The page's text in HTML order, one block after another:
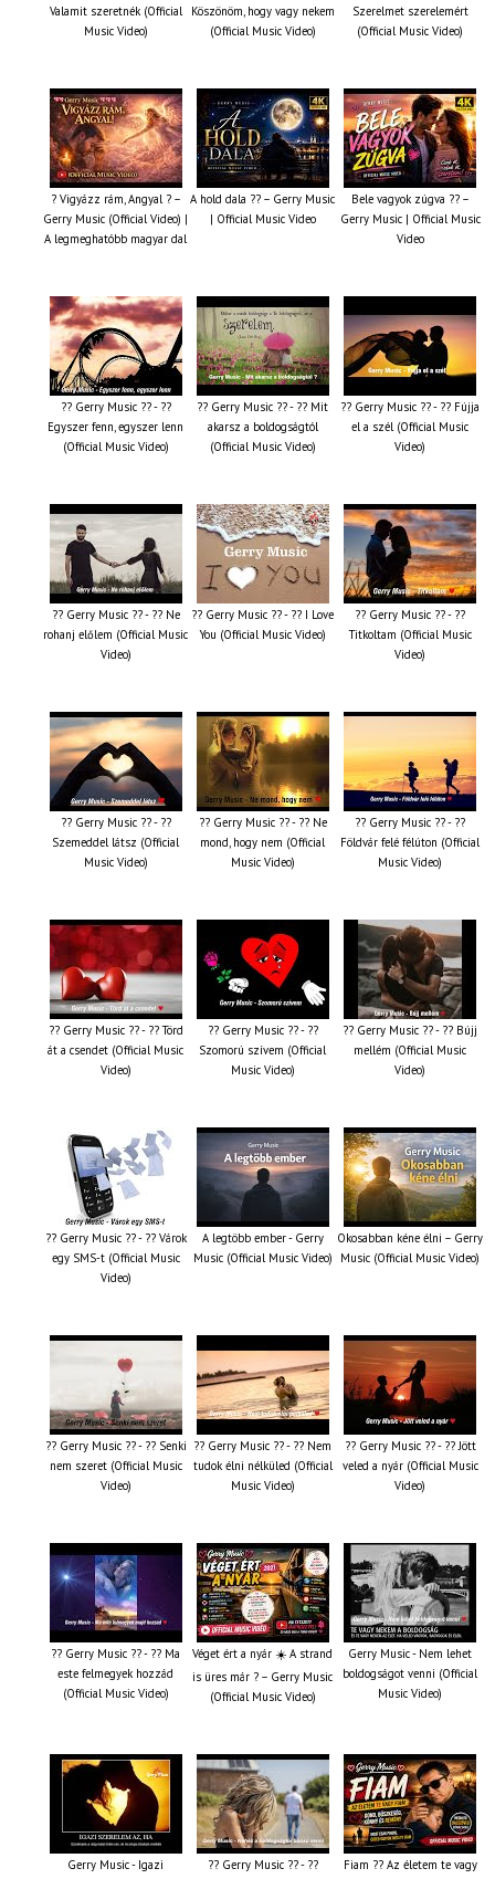
Valamit szeretnék (Official
Music Video)
Köszönöm, hogy vagy nekem
(Official Music Video)
Szerelmet szerelemért
(Official Music Video)
? Vigyázz rám, Angyal ? –
Gerry Music (Official Video) |
A legmeghatóbb magyar dal
A hold dala ?? – Gerry Music
| Official Music Video
Bele vagyok zúgva ?? –
Gerry Music | Official Music
Video
?? Gerry Music ?? - ??
Egyszer fenn, egyszer lenn
(Official Music Video)
?? Gerry Music ?? - ?? Mit
akarsz a boldogságtól
(Official Music Video)
?? Gerry Music ?? - ?? Fújja
el a szél (Official Music
Video)
?? Gerry Music ?? - ?? Ne
rohanj előlem (Official Music
Video)
?? Gerry Music ?? - ?? I Love
You (Official Music Video)
?? Gerry Music ?? - ??
Titkoltam (Official Music
Video)
?? Gerry Music ?? - ??
Szemeddel látsz (Official
Music Video)
?? Gerry Music ?? - ?? Ne
mond, hogy nem (Official
Music Video)
?? Gerry Music ?? - ??
Földvár felé félúton (Official
Music Video)
?? Gerry Music ?? - ?? Törd
át a csendet (Official Music
Video)
?? Gerry Music ?? - ??
Szomorú szívem (Official
Music Video)
?? Gerry Music ?? - ?? Bújj
mellém (Official Music
Video)
?? Gerry Music ?? - ?? Várok
egy SMS-t (Official Music
Video)
A legtöbb ember - Gerry
Music (Official Music Video)
Okosabban kéne élni – Gerry
Music (Official Music Video)
?? Gerry Music ?? - ?? Senki
nem szeret (Official Music
Video)
?? Gerry Music ?? - ?? Nem
tudok élni nélküled (Official
Music Video)
?? Gerry Music ?? - ?? Jött
veled a nyár (Official Music
Video)
?? Gerry Music ?? - ?? Ma
este felmegyek hozzád
(Official Music Video)
Véget ért a nyár ☀️ A strand
is üres már ? – Gerry Music
(Official Music Video)
Gerry Music - Nem lehet
boldogságot venni (Official
Music Video)
Gerry Music - Igazi
?? Gerry Music ?? - ??
Fiam ?‍? Az életem te vagy